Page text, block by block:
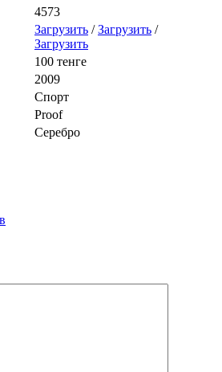
4573
Загрузить /Загрузить /
Загрузить
100 тенге
2009
Спорт
Proof
Серебро